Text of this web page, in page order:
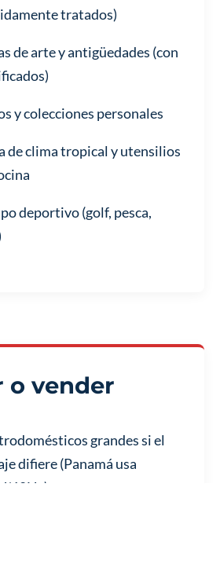
tratados)
de arte y antigüedades (con
y colecciones personales
de clima tropical y utensilios
deportivo (golf, pesca,
o vender
grandes si el
difiere (Panamá usa
60Hz)